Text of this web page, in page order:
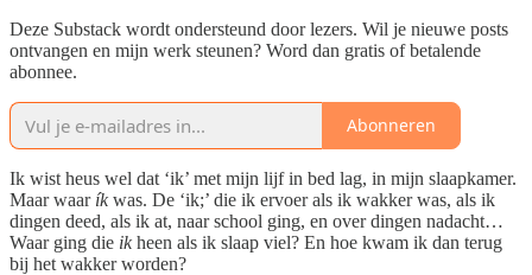
Deze Substack wordt ondersteund door lezers. Wil je nieuwe posts
ontvangen en mijn werk steunen? Word dan gratis of betalende
abonnee.
Abonneren
Ik wist heus wel dat ‘ik’ met mijn lijf in bed lag, in mijn slaapkamer.
Maar waar íkwas. De ‘ik;’ die ik ervoer als ik wakker was, als ik
dingen deed, als ik at, naar school ging, en over dingen nadacht…
Waar ging die ikheen als ik slaap viel? En hoe kwam ik dan terug
bij het wakker worden?